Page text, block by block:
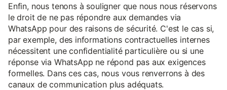
Enfin, nous tenons à souligner que nous nous réservons
le droit de ne pas répondre aux demandes via
WhatsApp pour des raisons de sécurité. C'est le cas si,
par exemple, des informations contractuelles internes
nécessitent une confidentialité particulière ou si une
réponse via WhatsApp ne répond pas aux exigences
formelles. Dans ces cas, nous vous renverrons à des
canaux de communication plus adéquats.